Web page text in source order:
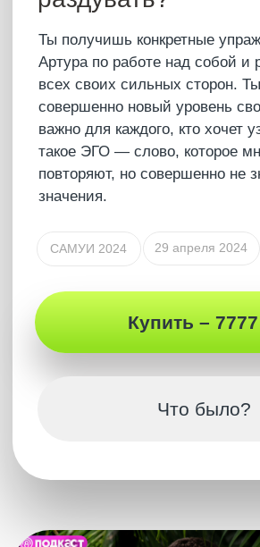
Подпишись
на каналы Артура
Будь всегда на связи с человеком,
который откроет для тебя новый мир